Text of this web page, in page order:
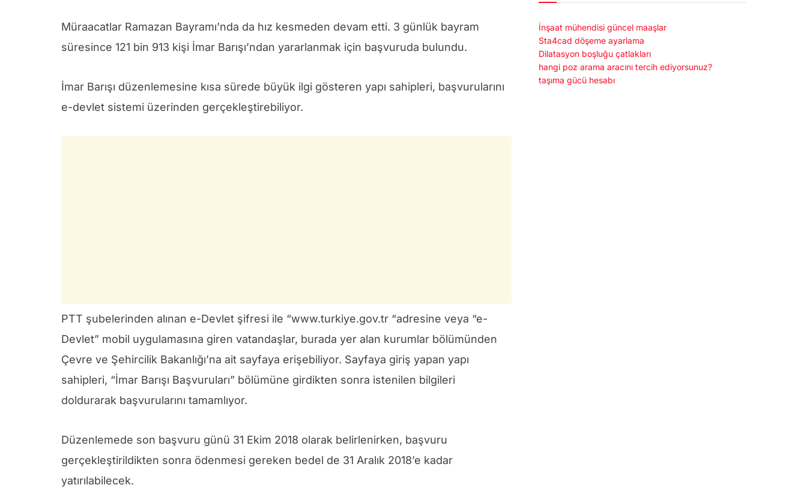
Müraacatlar Ramazan Bayramı’nda da hız kesmeden devam etti. 3 günlük bayram
süresince 121 bin 913 kişi İmar Barışı’ndan yararlanmak için başvuruda bulundu.
İmar Barışı düzenlemesine kısa sürede büyük ilgi gösteren yapı sahipleri, başvurularını
e-devlet sistemi üzerinden gerçekleştirebiliyor.
PTT şubelerinden alınan e-Devlet şifresi ile “www.turkiye.gov.tr “adresine veya “e-
Devlet” mobil uygulamasına giren vatandaşlar, burada yer alan kurumlar bölümünden
Çevre ve Şehircilik Bakanlığı’na ait sayfaya erişebiliyor. Sayfaya giriş yapan yapı
sahipleri, “İmar Barışı Başvuruları” bölümüne girdikten sonra istenilen bilgileri
doldurarak başvurularını tamamlıyor.
Düzenlemede son başvuru günü 31 Ekim 2018 olarak belirlenirken, başvuru
gerçekleştirildikten sonra ödenmesi gereken bedel de 31 Aralık 2018’e kadar
yatırılabilecek.
İnşaat mühendisi güncel maaşlar
Sta4cad döşeme ayarlama
Dilatasyon boşluğu çatlakları
hangi poz arama aracını tercih ediyorsunuz?
taşıma gücü hesabı